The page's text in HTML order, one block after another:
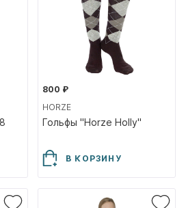
800 ₽
HORZE
Гольфы "Horze Holly"
В КОРЗИНУ